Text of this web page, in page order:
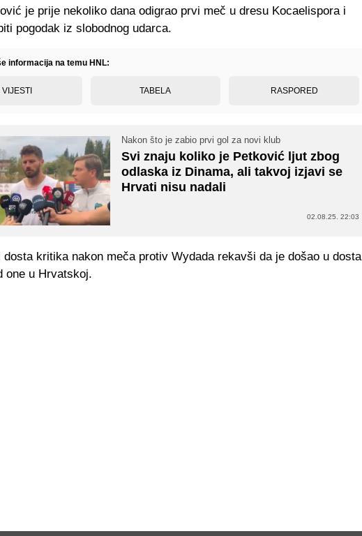
je prije nekoliko dana odigrao prvi meč u dresu Kocaelispora i
pogodak iz slobodnog udarca.
informacija na temu HNL:
VIJESTI TABELA RASPORED
Nakon što je zabio prvi gol za novi klub
Svi znaju koliko je Petković ljut zbog
odlaska iz Dinama, ali takvoj izjavi se
Hrvati nisu nadali
02.08.25. 22:03
dosta kritika nakon meča protiv Wydada rekavši da je došao u dosta
one u Hrvatskoj.